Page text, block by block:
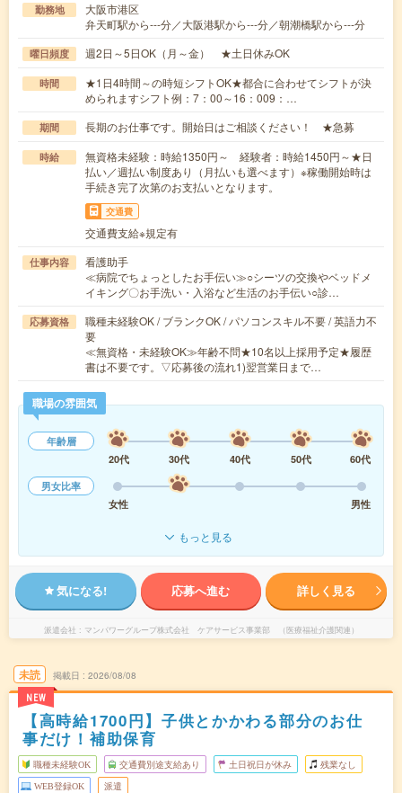
勤務地
大阪市港区
弁天町駅から---分／大阪港駅から---分／朝潮橋駅から---分
曜日頻度 週2日～5日OK（月～金） ★土日休みOK
時間
★1日4時間～の時短シフトOK★都合に合わせてシフトが決
められますシフト例：7：00～16：009：…
期間 長期のお仕事です。開始日はご相談ください！ ★急募
時給
無資格未経験：時給1350円～ 経験者：時給1450円～★日
払い／週払い制度あり（月払いも選べます）※稼働開始時は
手続き完了次第のお支払いとなります。
交通費
交通費支給※規定有
仕事内容
看護助手
≪病院でちょっとしたお手伝い≫○シーツの交換やベッドメ
イキング〇お手洗い・入浴など生活のお手伝い○診…
応募資格
職種未経験OK / ブランクOK / パソコンスキル不要 / 英語力不
要
≪無資格・未経験OK≫年齢不問★10名以上採用予定★履歴
書は不要です。▽応募後の流れ1)翌営業日まで…
職場の雰囲気
年齢層
20代
30代 40代 50代
60代
男女比率
女性
男性
もっと見る
気になる! 応募へ進む 詳しく見る
派遣会社 マンパワーグループ株式会社 ケアサービス事業部 （医療福祉介護関連）
未読
NEW
掲載日 2026/08/08
【高時給1700円】子供とかかわる部分のお仕
事だけ！補助保育
職種未経験OK 交通費別途支給あり 土日祝日が休み 残業なし
WEB登録OK 派遣